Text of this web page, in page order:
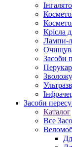
Крісла
Лампи-
Засоби
Засоби
Каталог
Все